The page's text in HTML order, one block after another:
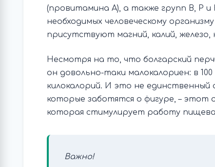
(провитамина А), а также групп В, Р
необходимых человеческому
присутствуют магний, калий, железо,
Несмотря на то, что болгарский
он довольно-таки малокалориен: в
килокалорий. И это не единственный
которые заботятся о фигуре, –
которая стимулирует работу
Важно!